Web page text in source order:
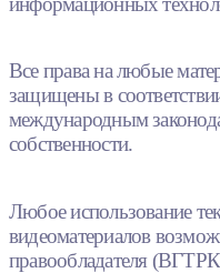
Все права на любые
защищены в
международным
собственности.
Любое использование
видеоматериалов
правообладателя